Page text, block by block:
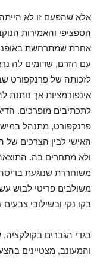
אלא שהפעם זו לא
הספציפי והאמירות
אחרת שמתרחשת
עם הזרם, שדומים לה
לזכותה של פרנקפורט
אינפורמציות אך
לתכתיבים מופרכים.
פרנקפורט, מתנהל
האישי לבין הצרכים
ולא מתחרים בה. התוצאה
משוחררת שנוגעת
משולבים פריטי לבוש
בקו נקי ובשילובי
בגדי הגברים
והמעונב, מצטיינים